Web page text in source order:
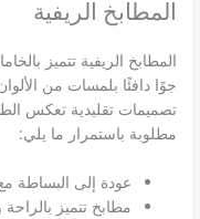
المطابخ الريفية
المطابخ الريفية تتميز
جوًا دافئًا بلمسات من
تصميمات تقليدية تعكس
مطلوبة باستمرار ما يلي:
عودة إلى البساطة
مطابخ تتميز